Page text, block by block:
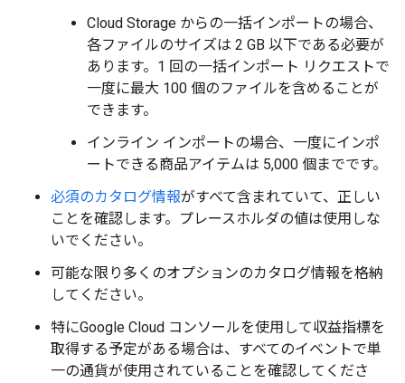
Cloud Storage からの一括インポートの場合、
各ファイルのサイズは 2 GB 以下である必要が
あります。1 回の一括インポート リクエストで
一度に最大 100 個のファイルを含めることが
できます。
インライン インポートの場合、一度にインポ
ートできる商品アイテムは 5,000 個までです。
必須のカタログ情報がすべて含まれていて、正しい
ことを確認します。プレースホルダの値は使用しな
いでください。
可能な限り多くのオプションのカタログ情報を格納
してください。
特にGoogle Cloud コンソールを使用して収益指標を
取得する予定がある場合は、すべてのイベントで単
一の通貨が使用されていることを確認してくださ